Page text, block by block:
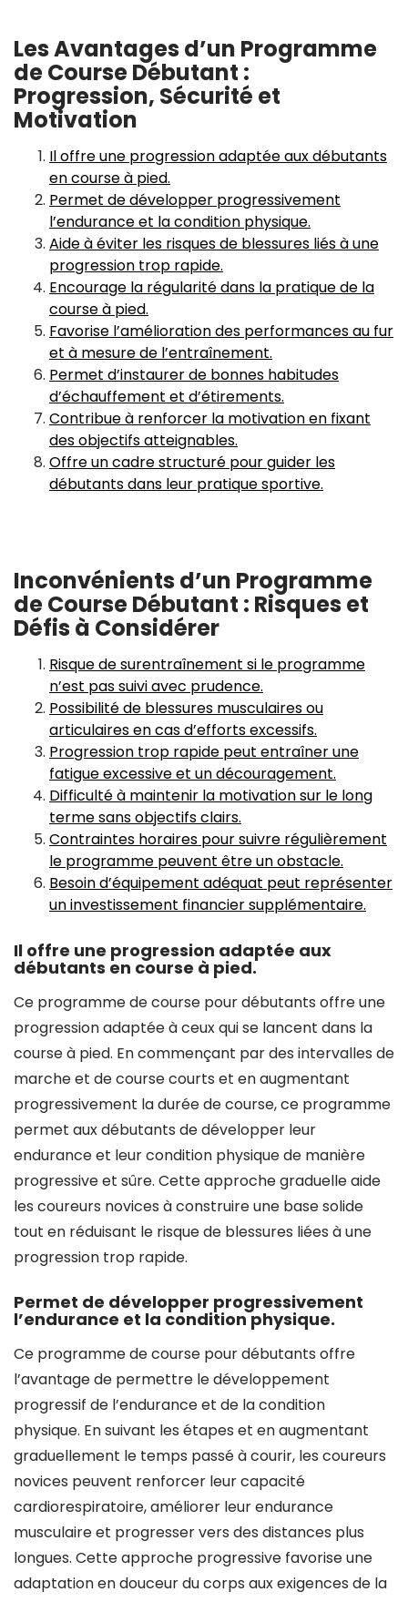
Les Avantages d’un Programme
de Course Débutant :
Progression, Sécurité et
Motivation
Il offre une progression adaptée aux débutants
en course à pied.
Permet de développer progressivement
l’endurance et la condition physique.
Aide à éviter les risques de blessures liés à une
progression trop rapide.
Encourage la régularité dans la pratique de la
course à pied.
Favorise l’amélioration des performances au fur
et à mesure de l’entraînement.
Permet d’instaurer de bonnes habitudes
d’échauffement et d’étirements.
Contribue à renforcer la motivation en fixant
des objectifs atteignables.
Offre un cadre structuré pour guider les
débutants dans leur pratique sportive.
Inconvénients d’un Programme
de Course Débutant : Risques et
Défis à Considérer
Risque de surentraînement si le programme
n’est pas suivi avec prudence.
Possibilité de blessures musculaires ou
articulaires en cas d’efforts excessifs.
Progression trop rapide peut entraîner une
fatigue excessive et un découragement.
Difficulté à maintenir la motivation sur le long
terme sans objectifs clairs.
Contraintes horaires pour suivre régulièrement
le programme peuvent être un obstacle.
Besoin d’équipement adéquat peut représenter
un investissement financier supplémentaire.
Il offre une progression adaptée aux
débutants en course à pied.
Ce programme de course pour débutants offre une
progression adaptée à ceux qui se lancent dans la
course à pied. En commençant par des intervalles de
marche et de course courts et en augmentant
progressivement la durée de course, ce programme
permet aux débutants de développer leur
endurance et leur condition physique de manière
progressive et sûre. Cette approche graduelle aide
les coureurs novices à construire une base solide
tout en réduisant le risque de blessures liées à une
progression trop rapide.
Permet de développer progressivement
l’endurance et la condition physique.
Ce programme de course pour débutants offre
l’avantage de permettre le développement
progressif de l’endurance et de la condition
physique. En suivant les étapes et en augmentant
graduellement le temps passé à courir, les coureurs
novices peuvent renforcer leur capacité
cardiorespiratoire, améliorer leur endurance
musculaire et progresser vers des distances plus
longues. Cette approche progressive favorise une
adaptation en douceur du corps aux exigences de la